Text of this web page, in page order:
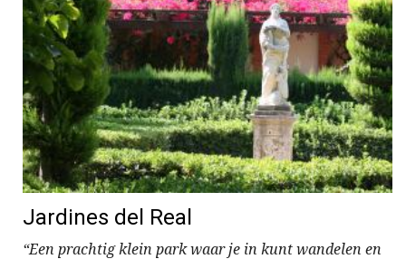
Jardines del Real
“Een prachtig klein park waar je in kunt wandelen en